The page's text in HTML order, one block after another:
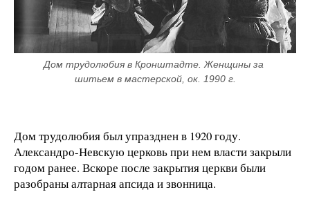
Дом трудолюбия в Кронштадте. Женщины за
шитьем в мастерской, ок. 1990 г.
Дом трудолюбия был упразднен в 1920 году.
Александро-Невскую церковь при нем власти закрыли
годом ранее. Вскоре после закрытия церкви были
разобраны алтарная апсида и звонница.